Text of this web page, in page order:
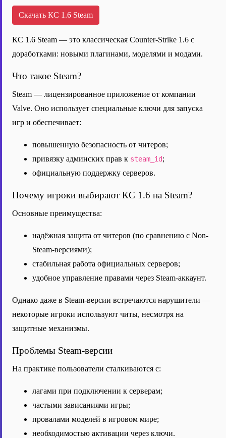
Скачать КС 1.6 Steam
КС 1.6 Steam — это классическая Counter-Strike 1.6 с
доработками: новыми плагинами, моделями и модами.
Что такое Steam?
Steam — лицензированное приложение от компании
Valve. Оно использует специальные ключи для запуска
игр и обеспечивает:
повышенную безопасность от читеров;
привязку админских прав к steam_id;
официальную поддержку серверов.
Почему игроки выбирают КС 1.6 на Steam?
Основные преимущества:
надёжная защита от читеров (по сравнению с Non-
Steam-версиями);
стабильная работа официальных серверов;
удобное управление правами через Steam-аккаунт.
Однако даже в Steam-версии встречаются нарушители —
некоторые игроки используют читы, несмотря на
защитные механизмы.
Проблемы Steam-версии
На практике пользователи сталкиваются с:
лагами при подключении к серверам;
частыми зависаниями игры;
провалами моделей в игровом мире;
необходимостью активации через ключи.